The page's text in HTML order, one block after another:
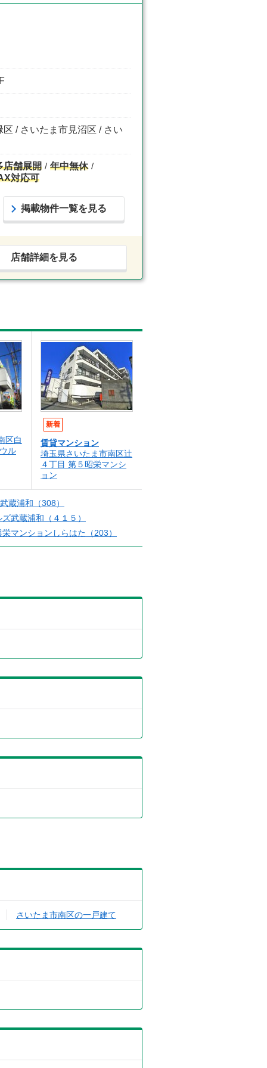
/ さいたま市見沼区 / さい
店舗展開
年中無休
対応可
掲載物件一覧を見る
店舗詳細を見る
区白
ル
新着
賃貸マンション
埼玉県さいたま市南区辻
４丁目 第５昭栄マンシ
ョン
蔵浦和（308）
武蔵浦和（４１５）
栄マンションしらはた（203）
さいたま市南区の一戸建て